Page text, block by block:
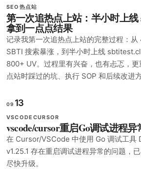
SEO 热点站
第一次追热点上站：半小时上线
拿到一点点结果
记录我第一次追热点上站的完整过程：
SBTI 搜索暴涨，到半小时上线
800+ UV。过程里有兴奋，也有忐忑，
点站时踩过的坑、执行 SOP 和后续改进
09 13
VSCODE CURSOR
vscode/cursor重启Go调试进程异
在 Cursor/VSCode 中使用 Go 调试工具
v1.25.1 存在重启调试进程异常的问题，
尽快升级。